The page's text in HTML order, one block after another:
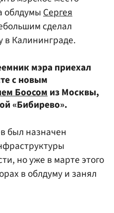
облдумыСергея
сделал
в Калининграде.
мэра приехал
с новым
Боосомиз Москвы,
«Бибирево».
был назначен
но уже в марте этого
в облдуму и занял